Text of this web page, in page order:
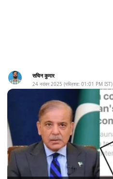
सचिन कुमार
24 नवंबर 2025 (पब्लिश्ड: 01:01 PM IST)